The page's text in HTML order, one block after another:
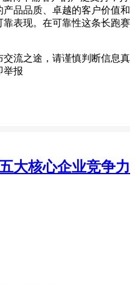
品品质、卓越的客户价值和
表现。在可靠性这条长跑赛
流之途，请谨慎判断信息真
举报
大核心企业竞争力